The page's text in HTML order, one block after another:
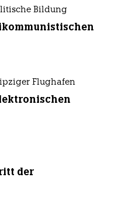
Bildung
Flughafen
der